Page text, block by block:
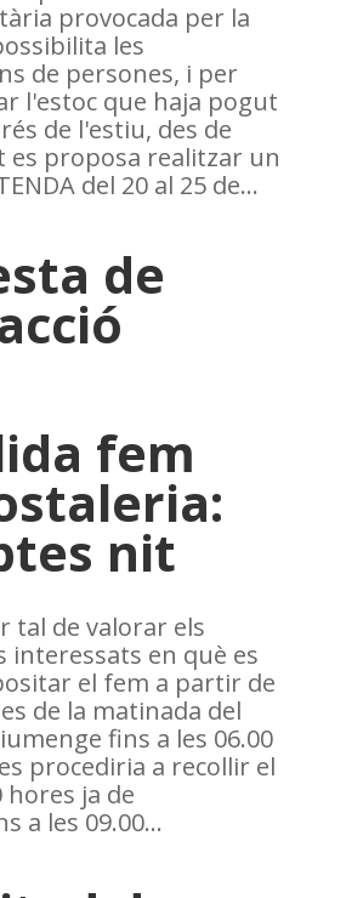
provocada per la
les
de persones, i per
l'estoc que haja pogut
de l'estiu, des de
es proposa realitzar un
del 20 al 25 de...
de
fem
nit
tal de valorar els
interessats en què es
el fem a partir de
de la matinada del
fins a les 06.00
procediria a recollir el
hores ja de
a les 09.00...